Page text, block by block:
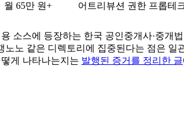
월 65만 원+ 어트리뷰션 권한 프롭테
소스에 등장하는 한국 공인중개사·중개
노 같은 디렉토리에 집중된다는 점은 일
게 나타나는지는 발행된 증거를 정리한 글